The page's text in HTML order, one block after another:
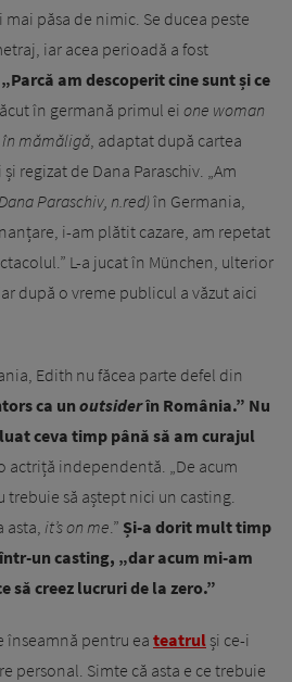
mai păsa de nimic. Se ducea peste
iar acea perioadă a fost
„Parcă am descoperit cine sunt și ce
în germană primul ei one woman
în mămăligă , adaptat după cartea
regizat de Dana Paraschiv. „Am
Dana Paraschiv n.red)în Germania,
i-am plătit cazare, am repetat
L-a jucat în München, ulterior
după o vreme publicul a văzut aici
Edith nu făcea parte defel din
ca un outsiderîn România.” Nu
ceva timp până să am curajul
actriță independentă. „De acum
să aștept nici un casting.
it’s on me .” Și-a dorit mult timp
un casting, „dar acum mi-am
să creez lucruri de la zero.”
înseamnă pentru ea teatrul și ce-i
personal. Simte că asta e ce trebuie